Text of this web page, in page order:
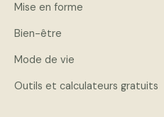
Mise en forme
Bien-être
Mode de vie
Outils et calculateurs gratuits